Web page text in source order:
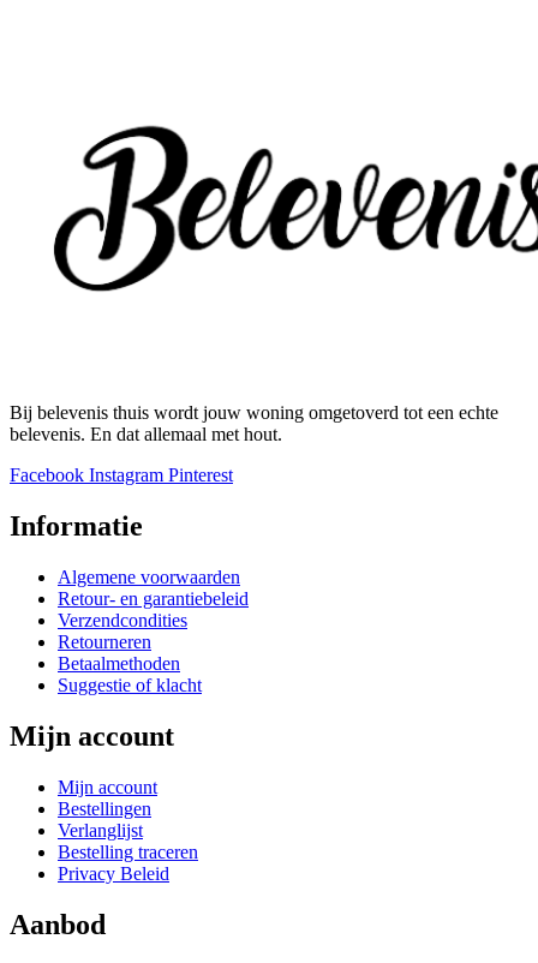
Bij belevenis thuis wordt jouw woning omgetoverd tot een echte
belevenis. En dat allemaal met hout.
Facebook Instagram Pinterest
Informatie
Algemene voorwaarden
Retour- en garantiebeleid
Verzendcondities
Retourneren
Betaalmethoden
Suggestie of klacht
Mijn account
Mijn account
Bestellingen
Verlanglijst
Bestelling traceren
Privacy Beleid
Aanbod